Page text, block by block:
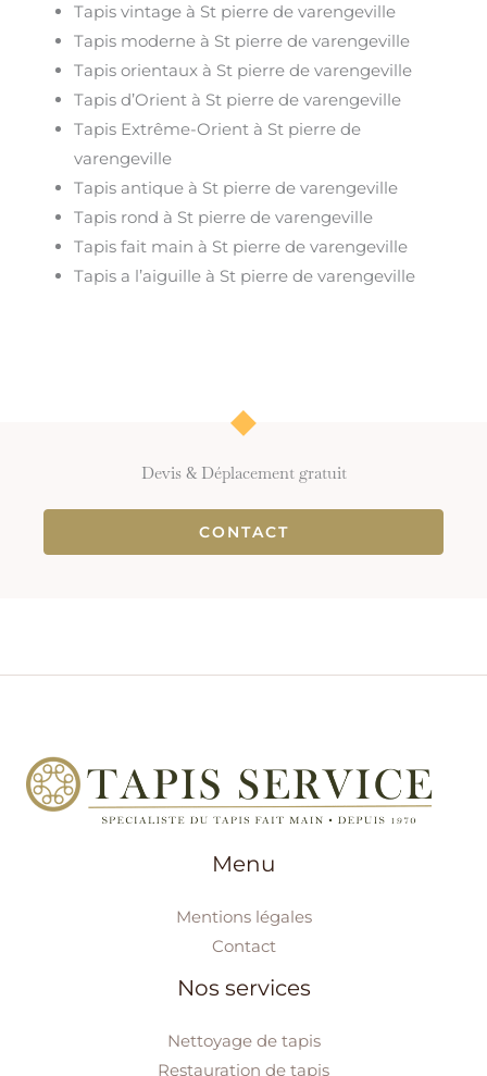
Tapis vintage à St pierre de varengeville
Tapis moderne à St pierre de varengeville
Tapis orientaux à St pierre de varengeville
Tapis d’Orient à St pierre de varengeville
Tapis Extrême-Orient à St pierre de
varengeville
Tapis antique à St pierre de varengeville
Tapis rond à St pierre de varengeville
Tapis fait main à St pierre de varengeville
Tapis a l’aiguille à St pierre de varengeville
Devis & Déplacement gratuit
CONTACT
Menu
Mentions légales
Contact
Nos services
Nettoyage de tapis
Restauration de tapis